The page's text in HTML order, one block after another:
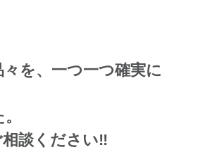
を、一つ一つ確実に
談ください‼